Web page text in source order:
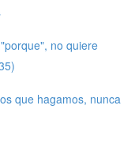
no quiere
que hagamos, nunca